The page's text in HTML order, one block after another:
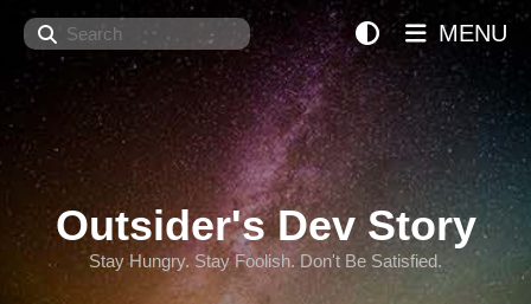
Search
Outsider's Dev Story
Stay Hungry. Stay Foolish. Don't Be Satisfied.
MENU